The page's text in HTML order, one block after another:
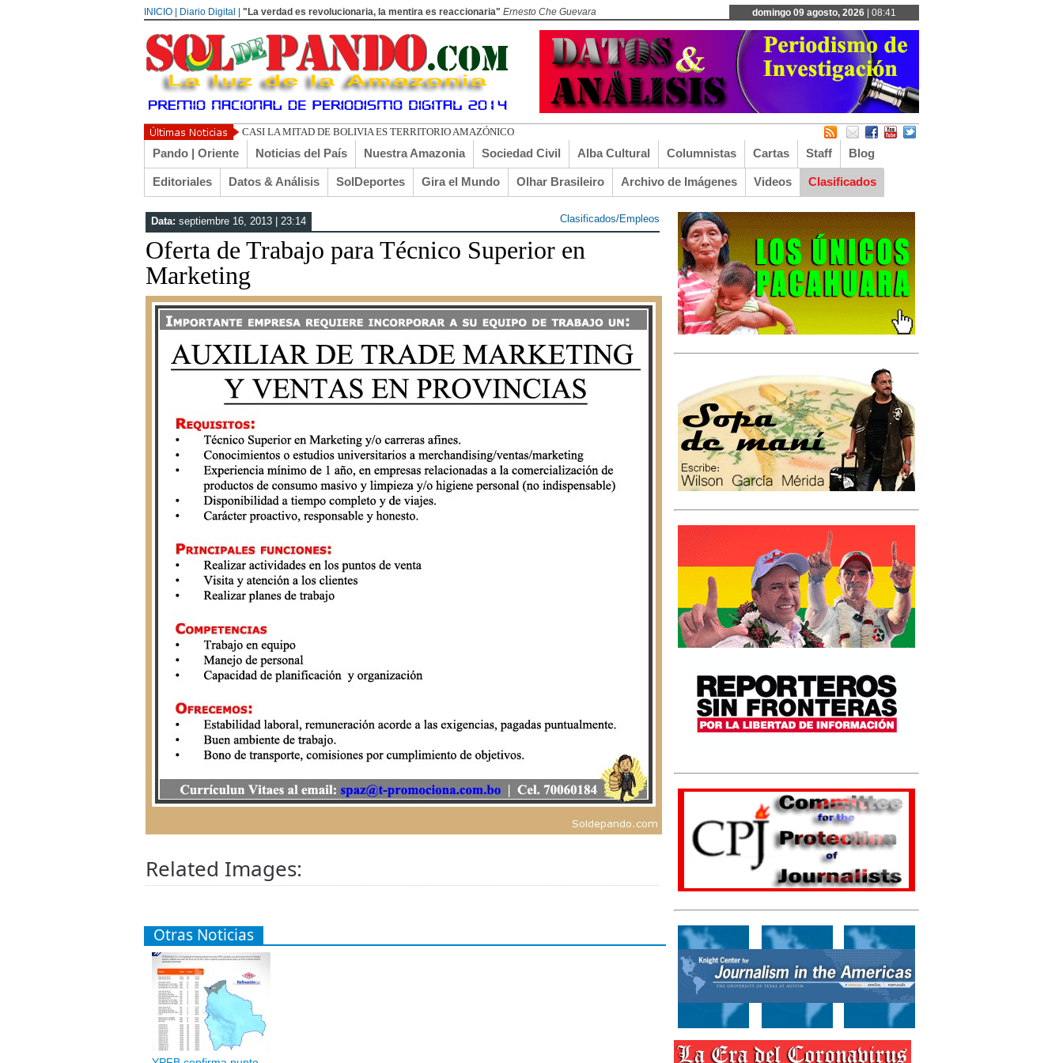
INICIO | Diario Digital | "La verdad es revolucionaria, la mentira es reaccionaria" Ernesto Che Guevara domingo 09 agosto, 2026 | 08:41
CASI LA MITAD DE BOLIVIA ES TERRITORIO AMAZÓNICO
Pando | Oriente Noticias del País Nuestra Amazonia Sociedad Civil Alba Cultural Columnistas Cartas Staff Blog
Editoriales Datos & Análisis SolDeportes Gira el Mundo Olhar Brasileiro Archivo de Imágenes Videos Clasificados
Data: septiembre 16, 2013 | 23:14 Clasificados/Empleos
Oferta de Trabajo para Técnico Superior en
Marketing
Related Images:
Otras Noticias